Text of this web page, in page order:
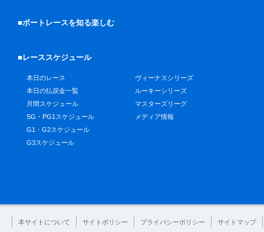
■ボートレースを知る楽しむ
■レーススケジュール
本日のレース
本日の払戻金一覧
月間スケジュール
SG・PG1スケジュール
G1・G2スケジュール
G3スケジュール
ヴィーナスシリーズ
ルーキーシリーズ
マスターズリーグ
メディア情報
本サイトについて サイトポリシー プライバシーポリシー サイトマップ